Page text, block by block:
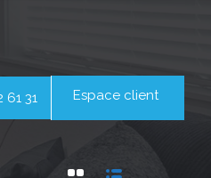
61 31 Espace client